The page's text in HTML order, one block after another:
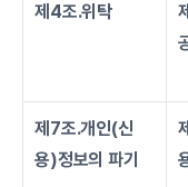
제4조.위탁
제7조.개인(신
용)정보의 파기